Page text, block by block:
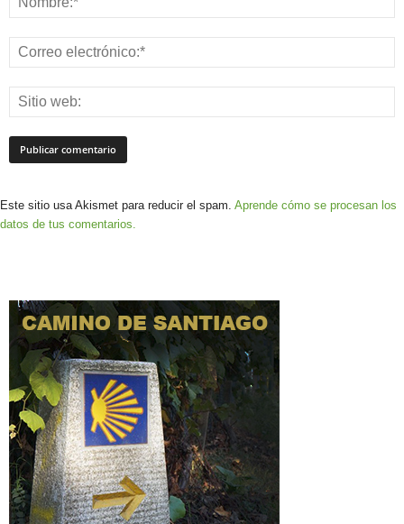
Este sitio usa Akismet para reducir el spam. Aprende cómo se procesan los
datos de tus comentarios.